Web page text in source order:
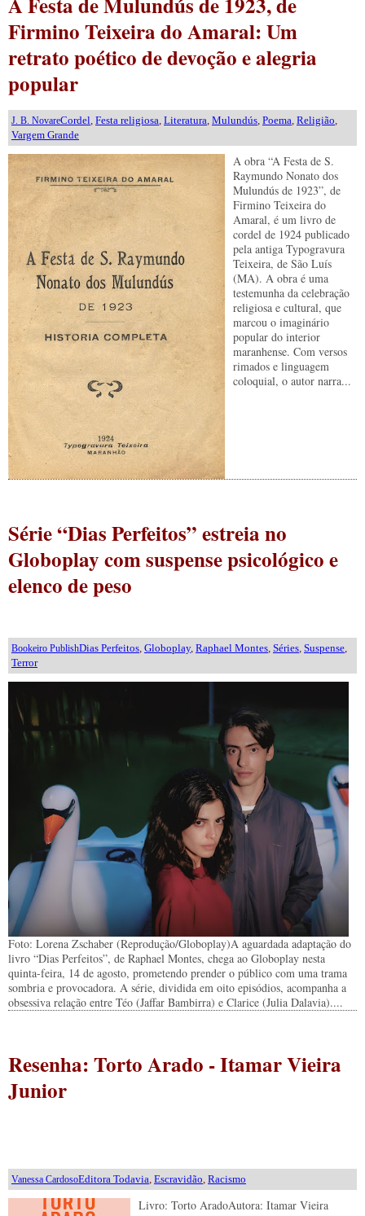
Firmino Teixeira do Amaral: Um
retrato poético de devoção e alegria
popular
J. B. NovareCordel, Festa religiosa, Literatura, Mulundús, Poema, Religião,
Vargem Grande
A obra “A Festa de S.
Raymundo Nonato dos
Mulundús de 1923”, de
Firmino Teixeira do
Amaral, é um livro de
cordel de 1924 publicado
pela antiga Typogravura
Teixeira, de São Luís
(MA). A obra é uma
testemunha da celebração
religiosa e cultural, que
marcou o imaginário
popular do interior
maranhense. Com versos
rimados e linguagem
coloquial, o autor narra...
Série “Dias Perfeitos” estreia no
Globoplay com suspense psicológico e
elenco de peso
Bookeiro PublishDias Perfeitos, Globoplay, Raphael Montes, Séries, Suspense,
Terror
Foto: Lorena Zschaber (Reprodução/Globoplay)A aguardada adaptação do
livro “Dias Perfeitos”, de Raphael Montes, chega ao Globoplay nesta
quinta-feira, 14 de agosto, prometendo prender o público com uma trama
sombria e provocadora. A série, dividida em oito episódios, acompanha a
obsessiva relação entre Téo (Jaffar Bambirra) e Clarice (Julia Dalavia)....
Resenha: Torto Arado - Itamar Vieira
Junior
Vanessa CardosoEditora Todavia, Escravidão, Racismo
Livro: Torto AradoAutora: Itamar Vieira